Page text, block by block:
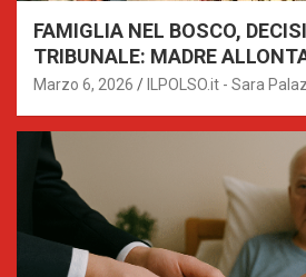
FAMIGLIA NEL BOSCO,
TRIBUNALE: MADRE
BAMBINI
Marzo 6, 2026 ILPOLSO.it - Sara